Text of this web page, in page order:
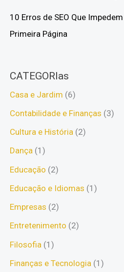
10 Erros de SEO Que
Primeira Página
CATEGORIas
Casa e Jardim (6)
Contabilidade e Finanças (3)
Cultura e História (2)
Dança (1)
Educação (2)
Educação e Idiomas (1)
Empresas (2)
Entretenimento (2)
Filosofia (1)
Finanças e Tecnologia (1)